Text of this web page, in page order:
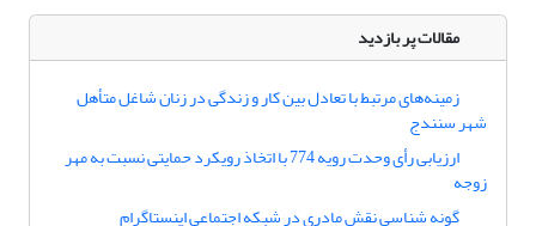
مقالات پر بازدید
زمینه‌های مرتبط با تعادل بین کار و زندگی در زنان شاغل متأهل
شهر سنندج
ارزیابی رأی وحدت رویه 774 با اتخاذ رویکرد حمایتی نسبت به مهر
زوجه
گونه شناسی نقش مادری در شبکه اجتماعی اینستاگرام